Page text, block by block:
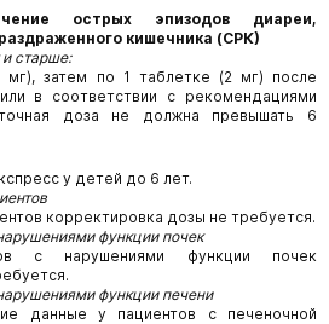
острых эпизодов диареи,
кишечника (СРК)
и старше:
мг), затем по 1 таблетке (2 мг) после
в соответствии с рекомендациями
доза не должна превышать 6
у детей до 6 лет.
корректировка дозы не требуется.
функции почек
с нарушениями функции почек
функции печени
данные у пациентов с печеночной